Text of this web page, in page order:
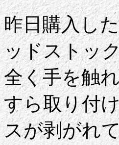
昨日購入し
ッドストッ
全く手を触
すら取り付
スが剥がれ